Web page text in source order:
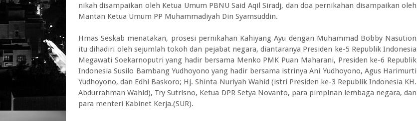
nikah disampaikan oleh Ketua Umum PBNU Said Aqil Siradj, dan doa pernikahan disampaikan oleh
Mantan Ketua Umum PP Muhammadiyah Din Syamsuddin.
Hmas Seskab menatakan, prosesi pernikahan Kahiyang Ayu dengan Muhammad Bobby Nasution
itu dihadiri oleh sejumlah tokoh dan pejabat negara, diantaranya Presiden ke-5 Republik Indonesia
Megawati Soekarnoputri yang hadir bersama Menko PMK Puan Maharani, Presiden ke-6 Republik
Indonesia Susilo Bambang Yudhoyono yang hadir bersama istrinya Ani Yudhoyono, Agus Harimurti
Yudhoyono, dan Edhi Baskoro; Hj. Shinta Nuriyah Wahid (istri Presiden ke-3 Republik Indonesia KH.
Abdurrahman Wahid), Try Sutrisno, Ketua DPR Setya Novanto, para pimpinan lembaga negara, dan
para menteri Kabinet Kerja.(SUR).